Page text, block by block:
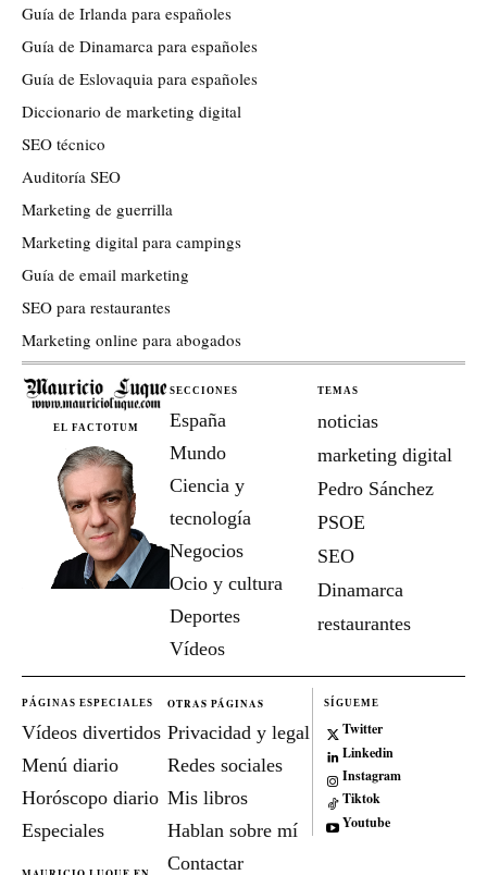
Guía de Irlanda para españoles
Guía de Dinamarca para españoles
Guía de Eslovaquia para españoles
Diccionario de marketing digital
SEO técnico
Auditoría SEO
Marketing de guerrilla
Marketing digital para campings
Guía de email marketing
SEO para restaurantes
Marketing online para abogados
EL FACTOTUM
SECCIONES
España
Mundo
Ciencia y
tecnología
Negocios
Ocio y cultura
Deportes
Vídeos
TEMAS
noticias
marketing digital
Pedro Sánchez
PSOE
SEO
Dinamarca
restaurantes
PÁGINAS ESPECIALES
Vídeos divertidos
Menú diario
Horóscopo diario
Especiales
OTRAS PÁGINAS
Privacidad y legal
Redes sociales
Mis libros
Hablan sobre mí
Contactar
SÍGUEME
Twitter
Linkedin
Instagram
Tiktok
Youtube